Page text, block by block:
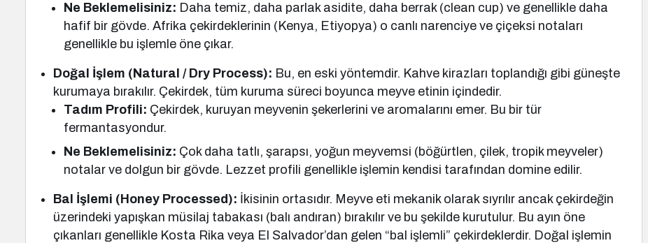
Ne Beklemelisiniz: Daha temiz, daha parlak asidite, daha berrak (clean cup) ve genellikle daha
hafif bir gövde. Afrika çekirdeklerinin (Kenya, Etiyopya) o canlı narenciye ve çiçeksi notaları
genellikle bu işlemle öne çıkar.
Doğal İşlem (Natural / Dry Process): Bu, en eski yöntemdir. Kahve kirazları toplandığı gibi güneşte
kurumaya bırakılır. Çekirdek, tüm kuruma süreci boyunca meyve etinin içindedir.
Tadım Profili: Çekirdek, kuruyan meyvenin şekerlerini ve aromalarını emer. Bu bir tür
fermantasyondur.
Ne Beklemelisiniz: Çok daha tatlı, şarapsı, yoğun meyvemsi (böğürtlen, çilek, tropik meyveler)
notalar ve dolgun bir gövde. Lezzet profili genellikle işlemin kendisi tarafından domine edilir.
Bal İşlemi (Honey Processed): İkisinin ortasıdır. Meyve eti mekanik olarak sıyrılır ancak çekirdeğin
üzerindeki yapışkan müsilaj tabakası (balı andıran) bırakılır ve bu şekilde kurutulur. Bu ayın öne
çıkanları genellikle Kosta Rika veya El Salvador’dan gelen “bal işlemli” çekirdeklerdir. Doğal işlemin